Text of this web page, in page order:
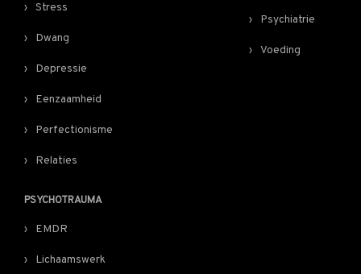
Stress
Dwang
Depressie
Eenzaamheid
Perfectionisme
Relaties
Psychiatrie
Voeding
PSYCHOTRAUMA
EMDR
Lichaamswerk